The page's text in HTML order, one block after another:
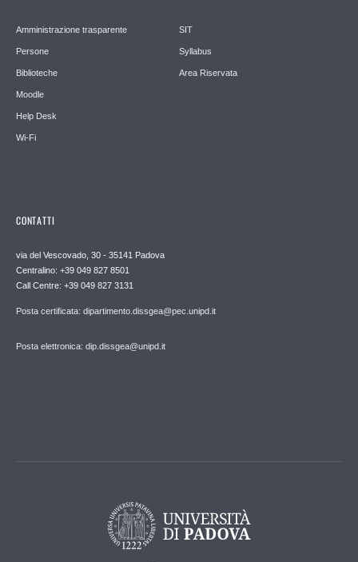
Amministrazione trasparente
Persone
Biblioteche
Moodle
Help Desk
Wi-Fi
SIT
Syllabus
Area Riservata
CONTATTI
via del Vescovado, 30 - 35141 Padova
Centralino: +39 049 827 8501
Call Centre: +39 049 827 3131
Posta certificata: dipartimento.dissgea@pec.unipd.it
Posta elettronica: dip.dissgea@unipd.it